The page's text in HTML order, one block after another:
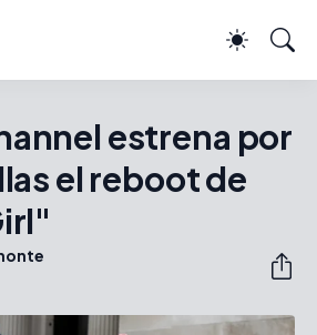
estrena por
el reboot de